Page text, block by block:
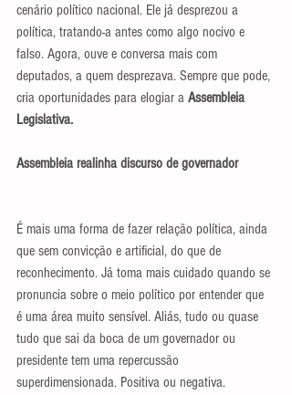
cenário político nacional. Ele já desprezou a
política, tratando-a antes como algo nocivo e
falso. Agora, ouve e conversa mais com
deputados, a quem desprezava. Sempre que pode,
cria oportunidades para elogiar a Assembleia
Legislativa.
Assembleia realinha discurso de governador
É mais uma forma de fazer relação política, ainda
que sem convicção e artificial, do que de
reconhecimento. Já toma mais cuidado quando se
pronuncia sobre o meio político por entender que
é uma área muito sensível. Aliás, tudo ou quase
tudo que sai da boca de um governador ou
presidente tem uma repercussão
superdimensionada. Positiva ou negativa.